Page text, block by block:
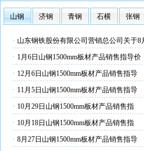
山钢 济钢 青钢 石横 张钢
· 山东钢铁股份有限公司营销总公司关于8
· 1月6日山钢1500mm板材产品销售指导价
· 12月6日山钢1500mm板材产品销售指导
· 11月5日山钢1500mm板材产品销售指导
· 10月29日山钢1500mm板材产品销售指
· 10月18日山钢1500mm板材产品销售指
· 8月27日山钢1500mm板材产品销售指导